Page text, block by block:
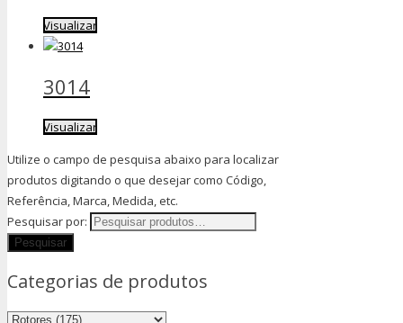
Visualizar
3014
Visualizar
Utilize o campo de pesquisa abaixo para localizar
produtos digitando o que desejar como Código,
Referência, Marca, Medida, etc.
Pesquisar por:
Categorias de produtos